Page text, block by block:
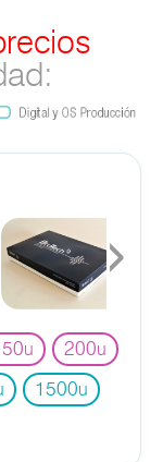
›
u 200u
1500u